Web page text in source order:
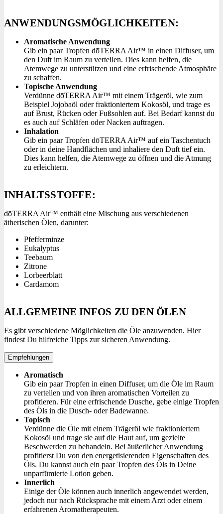
ANWENDUNGSMÖGLICHKEITEN:
Aromatische Anwendung
Gib ein paar Tropfen dōTERRA Air™ in einen Diffuser, um
den Duft im Raum zu verteilen. Dies kann helfen, die
Atemwege zu unterstützen und eine erfrischende Atmosphäre
zu schaffen.
Topische Anwendung
Verdünne dōTERRA Air™ mit einem Trägeröl, wie zum
Beispiel Jojobaöl oder fraktioniertem Kokosöl, und trage es
auf Brust, Rücken oder Fußsohlen auf. Bei Bedarf kannst du
es auch auf Schläfen oder Nacken auftragen.
Inhalation
Gib ein paar Tropfen dōTERRA Air™ auf ein Taschentuch
oder in deine Handflächen und inhaliere den Duft tief ein.
Dies kann helfen, die Atemwege zu öffnen und die Atmung
zu erleichtern.
INHALTSSTOFFE:
dōTERRA Air™ enthält eine Mischung aus verschiedenen
ätherischen Ölen, darunter:
Pfefferminze
Eukalyptus
Teebaum
Zitrone
Lorbeerblatt
Cardamom
ALLGEMEINE INFOS ZU DEN ÖLEN
Es gibt verschiedene Möglichkeiten die Öle anzuwenden. Hier
findest Du hilfreiche Tipps zur sicheren Anwendung.
Empfehlungen
Aromatisch
Gib ein paar Tropfen in einen Diffuser, um die Öle im Raum
zu verteilen und von ihren aromatischen Vorteilen zu
profitieren. Für eine erfrischende Dusche, gebe einige Tropfen
des Öls in die Dusch- oder Badewanne.
Topisch
Verdünne die Öle mit einem Trägeröl wie fraktioniertem
Kokosöl und trage sie auf die Haut auf, um gezielte
Beschwerden zu behandeln. Bei äußerlicher Anwendung
profitierst Du von den energetisierenden Eigenschaften des
Öls. Du kannst auch ein paar Tropfen des Öls in Deine
unparfümierte Lotion geben.
Innerlich
Einige der Öle können auch innerlich angewendet werden,
jedoch nur nach Rücksprache mit einem Arzt oder einem
erfahrenen Aromatherapeuten.